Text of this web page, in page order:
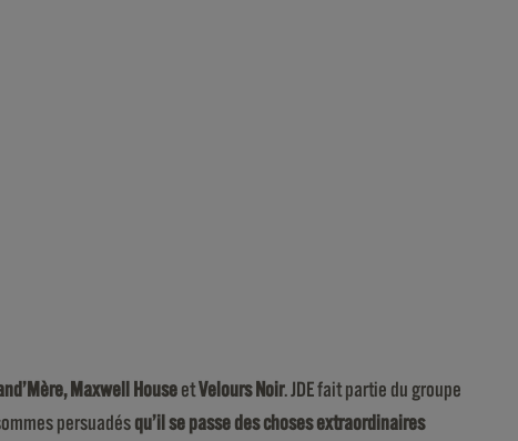
Maxwell HouseetVelours Noir. JDE fait partie du groupe
persuadés qu’il se passe des choses extraordinaires